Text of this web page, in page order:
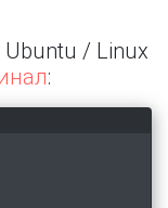
Ubuntu / Linux
: